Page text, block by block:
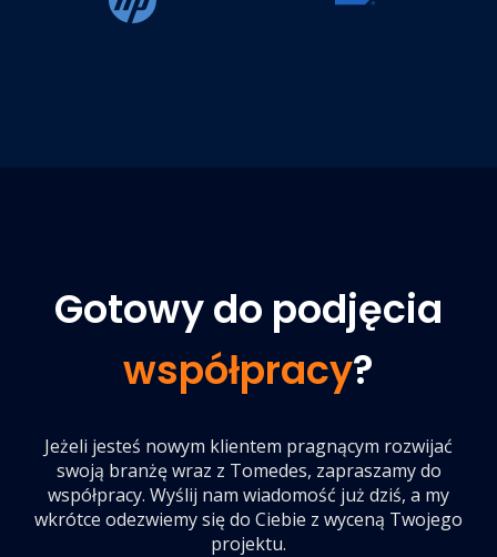
Gotowy do podjęcia
współpracy?
Jeżeli jesteś nowym klientem pragnącym rozwijać
swoją branżę wraz z Tomedes, zapraszamy do
współpracy. Wyślij nam wiadomość już dziś, a my
wkrótce odezwiemy się do Ciebie z wyceną Twojego
projektu.